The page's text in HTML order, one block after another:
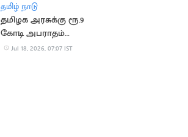
தமிழ் நாடு
தமிழக அரசுக்கு ரூ.9
கோடி அபராதம்
செலுத்திய OHM
Jul 18, 2026, 07:07 IST